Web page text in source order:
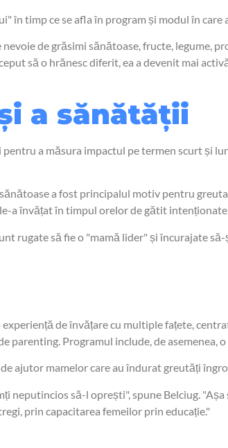
în timp ce se afla în program și modul în
de grăsimi sănătoase, fructe, legume,
să o hrănesc diferit, ea a devenit mai
a sănătății
a măsura impactul pe termen scurt și
a fost principalul motiv pentru
a învățat în timpul orelor de gătit
rugate să fie o "mamă lider" și încurajate
de învățare cu multiple fațete,
Programul include, de
ajutor mamelor care au îndurat greutăți
neputincios să-l oprești", spune Belciug.
prin capacitarea femeilor prin educație."